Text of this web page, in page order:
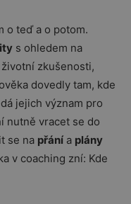
o teď a o potom.
s ohledem na
zkušenosti,
dovedly tam, kde
jejich význam pro
nutně vracet se do
se na přání a plány
v coaching zní: Kde